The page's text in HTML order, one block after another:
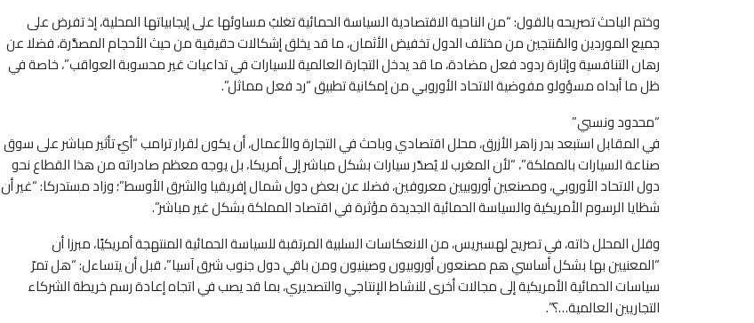
وختم الباحث تصريحه بالقول: “من الناحية الاقتصادية السياسة الحمائية تغلبُ مساوئها على إيجابياتها المحلية، إذ تفرض على
جميع الموردين والمُنتجين من مختلف الدول تخفيض الأثمان، ما قد يخلق إشكالات حقيقية من حيث الأحجام المصدَّرة، فضلا عن
رهان التنافسية وإثارة ردود فعل مضادة، ما قد يدخل التجارة العالمية للسيارات في تداعيات غير محسوبة العواقب”، خاصة في
ظل ما أبداه مسؤولو مفوضية الاتحاد الأوروبي من إمكانية تطبيق “رد فعل مماثل”.
“محدود ونسبي”
في المقابل استبعد بدر زاهر الأزرق، محلل اقتصادي وباحث في التجارة والأعمال، أن يكون لقرار ترامب “أيّ تأثير مباشر على سوق
صناعة السيارات بالمملكة”، “لأن المغرب لا يُصدّر سيارات بشكل مباشر إلى أمريكا، بل يوجه معظم صادراته من هذا القطاع نحو
دول الاتحاد الأوروبي، ومصنعين أوروبيين معروفين، فضلا عن بعض دول شمال إفريقيا والشرق الأوسط”؛ وزاد مستدركا: “غير أن
شظايا الرسوم الأمريكية والسياسة الحمائية الجديدة مؤثرة في اقتصاد المملكة بشكل غير مباشر”.
وقلل المحلل ذاته، في تصريح لهسبريس، من الانعكاسات السلبية المرتقبة للسياسة الحمائية المنتهجة أمريكيًا، مبرزا أن
“المعنيين بها بشكل أساسي هم مصنعون أوروبيون وصينيون ومن باقي دول جنوب شرق آسيا”، قبل أن يتساءل: “هل تمرّ
سياسات الحمائية الأمريكية إلى مجالات أخرى للنشاط الإنتاجي والتصديري، بما قد يصب في اتجاه إعادة رسم خريطة الشركاء
التجاريين العالمية…؟”.